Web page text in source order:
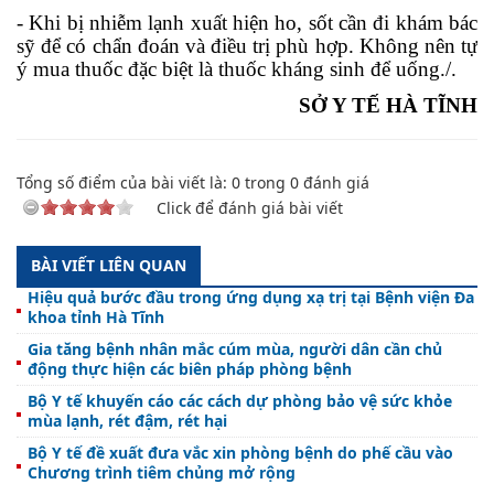
- Khi bị nhiễm lạnh xuất hiện ho, sốt cần đi khám bác
sỹ để có chẩn đoán và điều trị phù hợp. Không nên tự
ý mua thuốc đặc biệt là thuốc kháng sinh để uống./.
SỞ Y TẾ HÀ TĨNH
Tổng số điểm của bài viết là: 0 trong 0 đánh giá
Click để đánh giá bài viết
BÀI VIẾT LIÊN QUAN
Hiệu quả bước đầu trong ứng dụng xạ trị tại Bệnh viện Đa
khoa tỉnh Hà Tĩnh
Gia tăng bệnh nhân mắc cúm mùa, người dân cần chủ
động thực hiện các biên pháp phòng bệnh
Bộ Y tế khuyến cáo các cách dự phòng bảo vệ sức khỏe
mùa lạnh, rét đậm, rét hại
Bộ Y tế đề xuất đưa vắc xin phòng bệnh do phế cầu vào
Chương trình tiêm chủng mở rộng